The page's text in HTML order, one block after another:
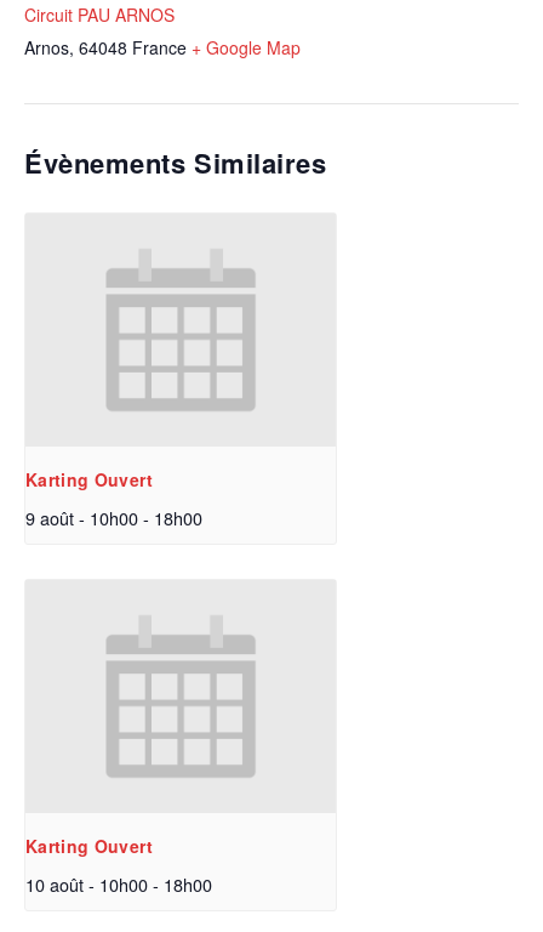
Circuit PAU ARNOS
Arnos, 64048 France + Google Map
Évènements Similaires
Karting Ouvert
9 août - 10h00- 18h00
Karting Ouvert
10 août - 10h00- 18h00